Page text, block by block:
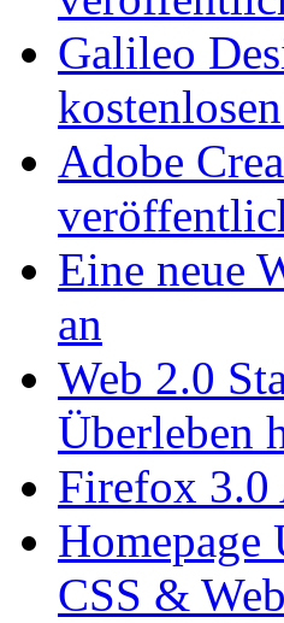
Galileo
Adobe
Eine neue
an
Web 2.0
Überleben
Firefox 3.0
CSS &